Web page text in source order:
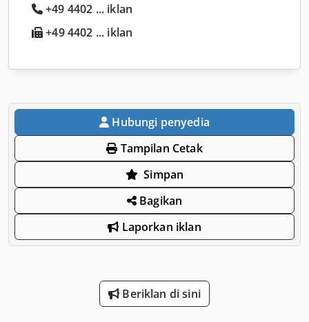
+49 4402 ... iklan
+49 4402 ... iklan
Hubungi penyedia
Tampilan Cetak
Simpan
Bagikan
Laporkan iklan
Beriklan di sini